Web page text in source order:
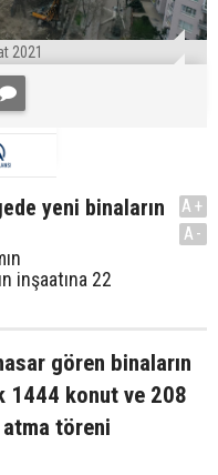
2021
yeni binaların
inşaatına 22
A+
A-
gören binaların
1444 konut ve 208
töreni